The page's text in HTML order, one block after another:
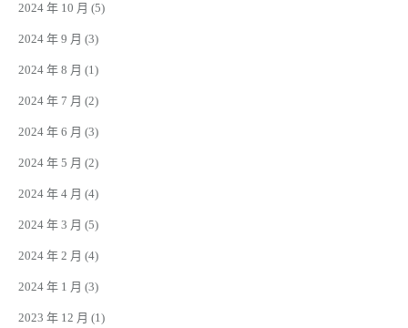
2024 年 10 月 (5)
2024 年 9 月 (3)
2024 年 8 月 (1)
2024 年 7 月 (2)
2024 年 6 月 (3)
2024 年 5 月 (2)
2024 年 4 月 (4)
2024 年 3 月 (5)
2024 年 2 月 (4)
2024 年 1 月 (3)
2023 年 12 月 (1)